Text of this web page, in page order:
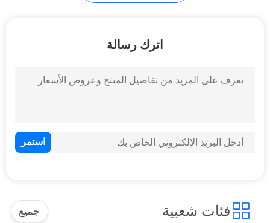
موصلات RJ45 متعددة
المنافذ
اترك رسالة
فئات شعبية جميع